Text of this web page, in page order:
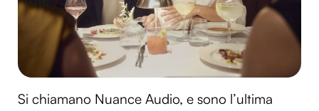
Si chiamano Nuance Audio, e sono l’ultima